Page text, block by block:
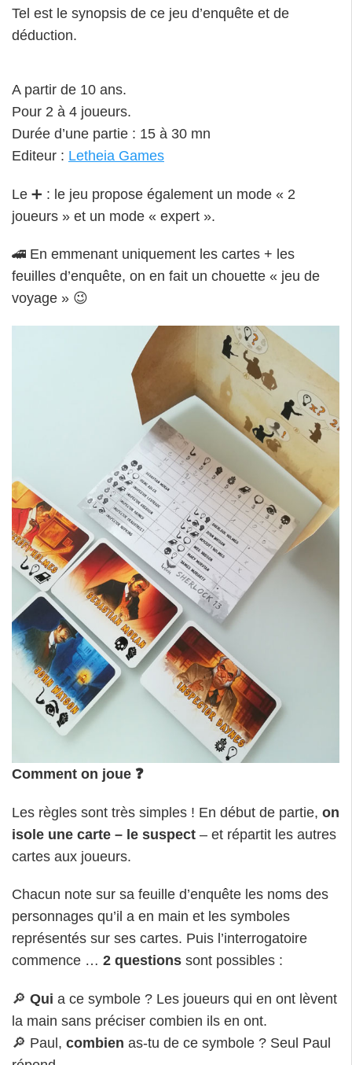
Tel est le synopsis de ce jeu d’enquête et de
déduction.
A partir de 10 ans.
Pour 2 à 4 joueurs.
Durée d’une partie : 15 à 30 mn
Editeur : Letheia Games
Le ➕ : le jeu propose également un mode « 2
joueurs » et un mode « expert ».
🚄 En emmenant uniquement les cartes + les
feuilles d’enquête, on en fait un chouette « jeu de
voyage » 😉
Comment on joue ❓
Les règles sont très simples ! En début de partie, on
isole une carte – le suspect – et répartit les autres
cartes aux joueurs.
Chacun note sur sa feuille d’enquête les noms des
personnages qu’il a en main et les symboles
représentés sur ses cartes. Puis l’interrogatoire
commence … 2 questions sont possibles :
🔎 Qui a ce symbole ? Les joueurs qui en ont lèvent
la main sans préciser combien ils en ont.
🔎 Paul, combien as-tu de ce symbole ? Seul Paul